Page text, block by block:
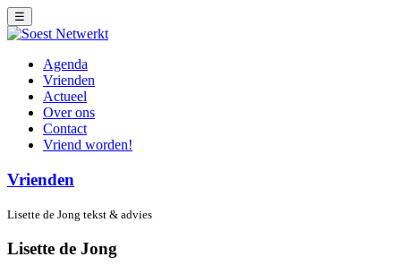
☰
Agenda
Vrienden
Actueel
Over ons
Contact
Vriend worden!
Vrienden
Lisette de Jong tekst & advies
Lisette de Jong